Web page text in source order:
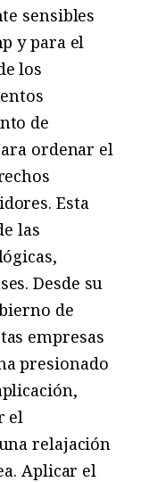
sensibles
y para el
los
de
ordenar el
Esta
las
Desde su
de
empresas
presionado
el
relajación
Aplicar el